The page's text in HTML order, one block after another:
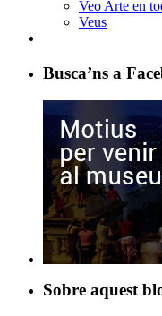
Veo Arte en
Veus
Busca’ns a
Sobre aquest